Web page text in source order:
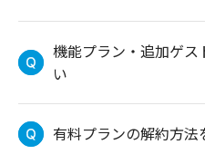
機能プラン・追加ゲ
い
有料プランの解約方法